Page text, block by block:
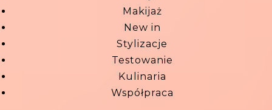
Makijaż
New in
Stylizacje
Testowanie
Kulinaria
Współpraca